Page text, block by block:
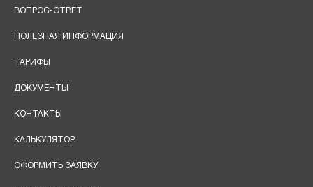
ВОПРОС-ОТВЕТ
ПОЛЕЗНАЯ ИНФОРМАЦИЯ
ТАРИФЫ
ДОКУМЕНТЫ
КОНТАКТЫ
КАЛЬКУЛЯТОР
ОФОРМИТЬ ЗАЯВКУ